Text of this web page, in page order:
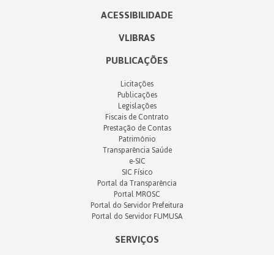
ACESSIBILIDADE
VLIBRAS
PUBLICAÇÕES
Licitações
Publicações
Legislações
Fiscais de Contrato
Prestação de Contas
Patrimônio
Transparência Saúde
e-SIC
SIC Físico
Portal da Transparência
Portal MROSC
Portal do Servidor Prefeitura
Portal do Servidor FUMUSA
SERVIÇOS